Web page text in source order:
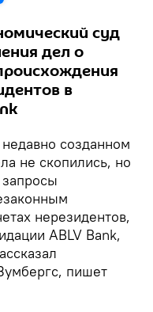
суд
дел о
в
созданном
не скопились, но
нерезидентов,
ABLV Вank,
пишет